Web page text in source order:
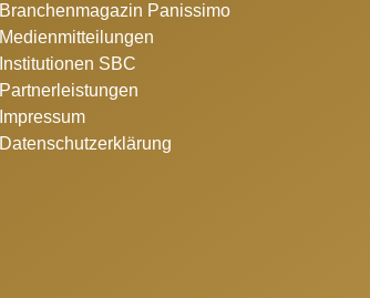
Branchenmagazin Panissimo
Medienmitteilungen
Institutionen SBC
Partnerleistungen
Impressum
Datenschutzerklärung